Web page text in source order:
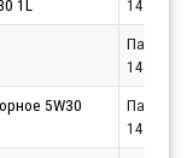
1L
Партнёр
5W30
Партнёр